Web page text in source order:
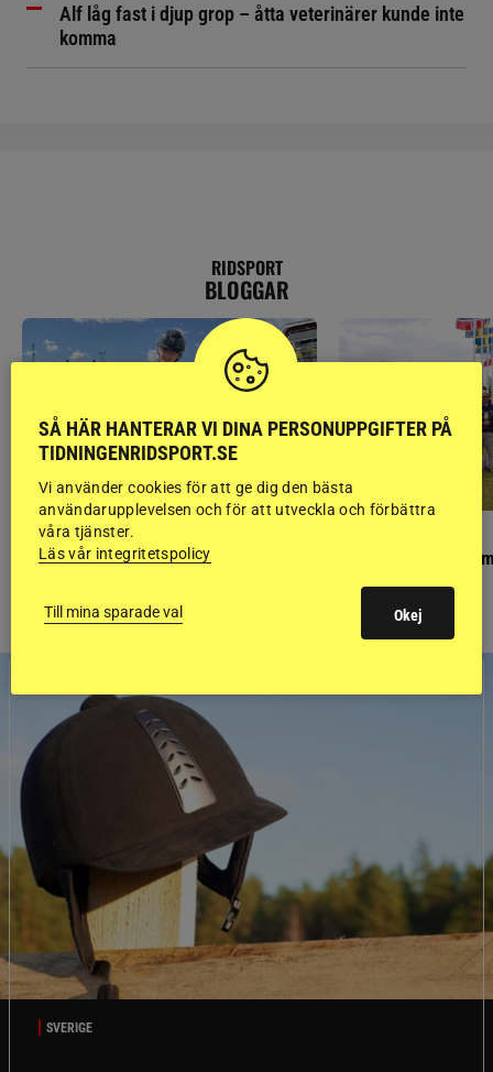
Alf låg fast i djup grop – åtta veterinärer kunde inte
komma
RIDSPORT
BLOGGAR
PONNYPAPPAN
Ponnypappan: Kärlek från första gnägget Finaldag med
SVERIGE
SÅ HÄR HANTERAR VI DINA PERSONUPPGIFTER PÅ
TIDNINGENRIDSPORT.SE
Vi använder cookies för att ge dig den bästa
användarupplevelsen och för att utveckla och förbättra
våra tjänster.
Läs vår integritetspolicy
Till mina sparade val Okej